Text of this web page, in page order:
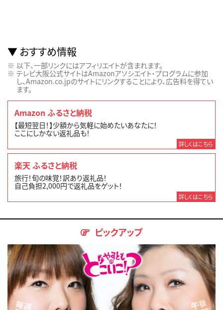
おすすめ情報
以下、一部リンクにはアフィリエイトが含まれます。
テレビ大阪公式サイトはAmazonアソシエイト・プログラムに参加
し、Amazon.co.jpのサイトにリンクすることにより、広告料を得てい
ます。
Amazon ふるさと納税
【最短翌日！】少額から気軽に始めたいあなたに！
ここにしかない返礼品も！
詳しくはこちら
楽天 ふるさと納税
旅行！旬の味覚！訳あり返礼品！
自己負担2,000円で返礼品をゲット！
詳しくはこちら
ピックアップ